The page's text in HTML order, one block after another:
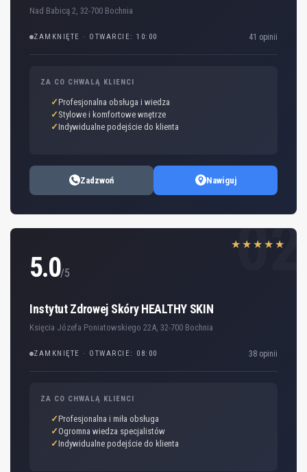
Nad Babicą 2, 32-700 Bochnia
ZAMKNIĘTE · OTWARCIE: 10:00 41 opinii
ZA CO CHWALĄ KLIENCI
Profesjonalna obsługa i wiedza
Stylowe i komfortowe wnętrze
Indywidualne podejście do klienta
Zadzwoń Nawiguj
02
★★★★★
5.0/5
Instytut Zdrowej Skóry HEALTHY SKIN
Księcia Józefa Poniatowskiego 22A, 32-700 Bochnia
ZAMKNIĘTE · OTWARCIE: 08:00 38 opinii
ZA CO CHWALĄ KLIENCI
Profesjonalna i miła obsługa
Ogromna wiedza specjalistów
Indywidualne podejście do klienta